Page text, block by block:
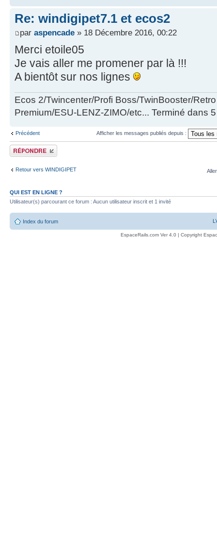
Re: windigipet7.1 et ecos2
par aspencade » 18 Décembre 2016, 00:22
Merci etoile05
Je vais aller me promener par là !!!
A bientôt sur nos lignes
Ecos 2/Twincenter/Profi Boss/TwinBooster/
Premium/ESU-LENZ-ZIMO/etc... Terminé dans
Précédent Afficher les messages publiés depuis :
Publier une réponse
Retour vers WINDIGIPET
QUI EST EN LIGNE ?
Utilisateur(s) parcourant ce forum : Aucun utilisateur inscrit et 1 invité
Index du forum
EspaceRails.com Ver 4.0 | Copyright